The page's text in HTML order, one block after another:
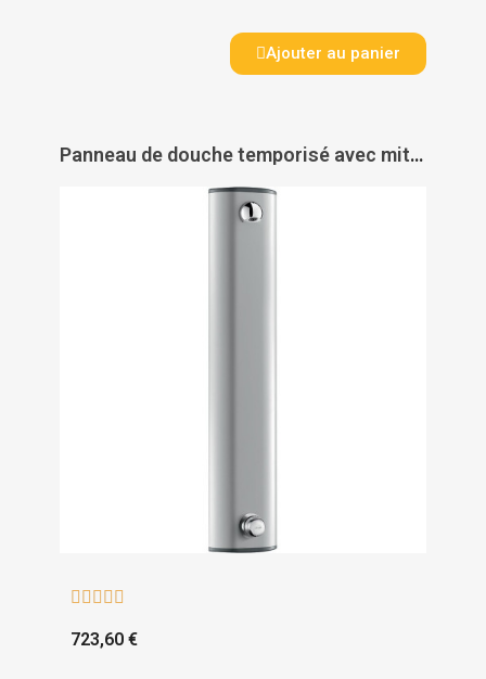
Ajouter au panier
Panneau de douche temporisé avec mitigeur Tempomix - DELABIE
    
723,60 €